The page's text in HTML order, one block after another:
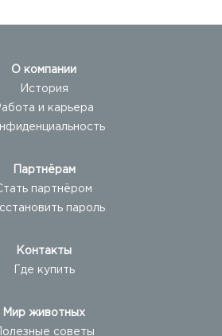
О компании
История
и карьера
Партнёрам
партнёром
пароль
Контакты
Где купить
Мир животных
советы